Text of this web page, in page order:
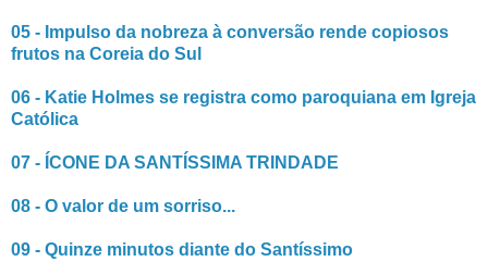
05 - Impulso da nobreza à conversão rende copiosos
frutos na Coreia do Sul
06 - Katie Holmes se registra como paroquiana em Igreja
Católica
07 - ÍCONE DA SANTÍSSIMA TRINDADE
08 - O valor de um sorriso...
09 - Quinze minutos diante do Santíssimo